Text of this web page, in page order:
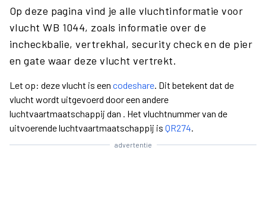
Op deze pagina vind je alle vluchtinformatie voor
vlucht WB 1044, zoals informatie over de
incheckbalie, vertrekhal, security check en de pier
en gate waar deze vlucht vertrekt.
Let op: deze vlucht is een codeshare. Dit betekent dat de
vlucht wordt uitgevoerd door een andere
luchtvaartmaatschappij dan . Het vluchtnummer van de
uitvoerende luchtvaartmaatschappij is QR274.
advertentie